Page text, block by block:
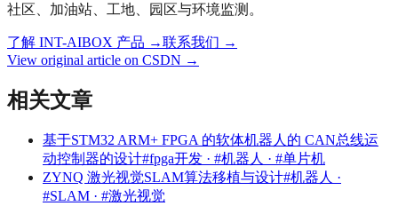
社区、加油站、工地、园区与环境监测。
了解 INT-AIBOX 产品 →联系我们 →
View original article on CSDN →
相关文章
基于STM32 ARM+ FPGA 的软体机器人的 CAN总线运
动控制器的设计#fpga开发 · #机器人 · #单片机
ZYNQ 激光视觉SLAM算法移植与设计#机器人 ·
#SLAM · #激光视觉